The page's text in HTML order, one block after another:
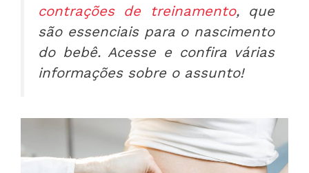
contrações de treinamento, que
são essenciais para o nascimento
do bebê. Acesse e confira várias
informações sobre o assunto!